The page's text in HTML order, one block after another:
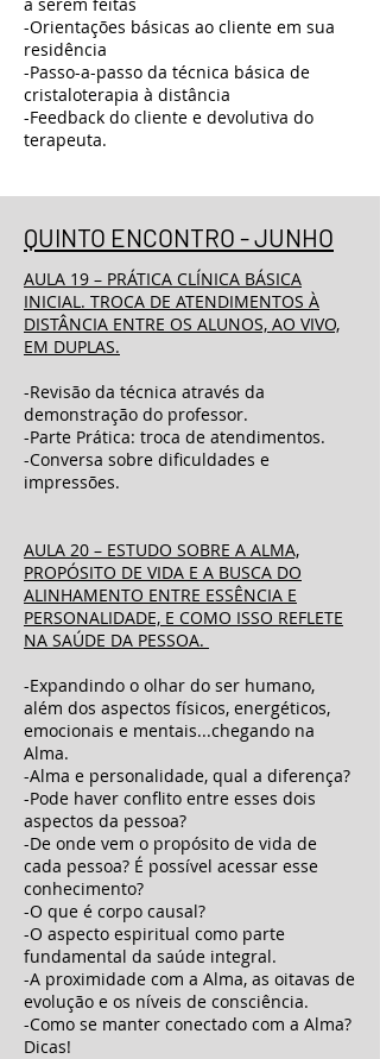
-Orientações básicas ao cliente em sua
residência
-Passo-a-passo da técnica básica de
cristaloterapia à distância
-Feedback do cliente e devolutiva do
terapeuta.
QUINTO ENCONTRO - JUNHO
AULA 19 – PRÁTICA CLÍNICA BÁSICA
INICIAL. TROCA DE ATENDIMENTOS À
DISTÂNCIA ENTRE OS ALUNOS, AO VIVO,
EM DUPLAS.
-Revisão da técnica através da
demonstração do professor.
-Parte Prática: troca de atendimentos.
-Conversa sobre dificuldades e
impressões.
AULA 20 – ESTUDO SOBRE A ALMA,
PROPÓSITO DE VIDA E A BUSCA DO
ALINHAMENTO ENTRE ESSÊNCIA E
PERSONALIDADE, E COMO ISSO REFLETE
NA SAÚDE DA PESSOA.
-Expandindo o olhar do ser humano,
além dos aspectos físicos, energéticos,
emocionais e mentais...chegando na
Alma.
-Alma e personalidade, qual a diferença?
-Pode haver conflito entre esses dois
aspectos da pessoa?
-De onde vem o propósito de vida de
cada pessoa? É possível acessar esse
conhecimento?
-O que é corpo causal?
-O aspecto espiritual como parte
fundamental da saúde integral.
-A proximidade com a Alma, as oitavas de
evolução e os níveis de consciência.
-Como se manter conectado com a Alma?
Dicas!